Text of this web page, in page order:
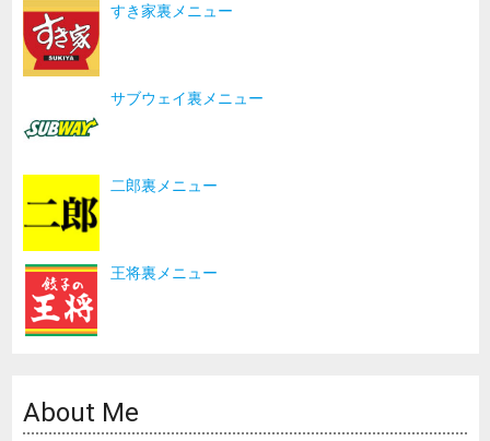
すき家裏メニュー
サブウェイ裏メニュー
二郎裏メニュー
王将裏メニュー
About Me